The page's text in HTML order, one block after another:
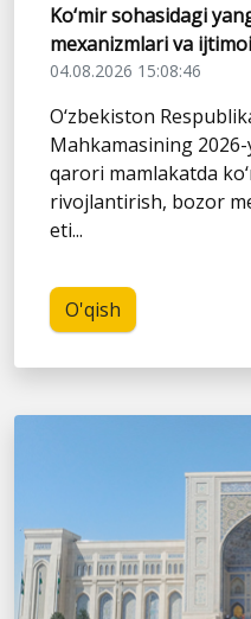
Ko‘mir sohasidagi
mexanizmlari va
04.08.2026 15:08:46
O‘zbekiston
Mahkamasining
qarori mamlakatda
rivojlantirish, bozor
eti...
O'qish